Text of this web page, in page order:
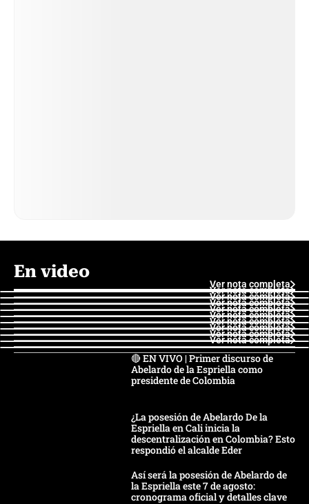
En video
Ver nota completa
Ver nota completa
Ver nota completa
Ver nota completa
Ver nota completa
Ver nota completa
Ver nota completa
Ver nota completa
Ver nota completa
Ver nota completa
🔴 EN VIVO | Primer discurso de
Abelardo de la Espriella como
presidente de Colombia
¿La posesión de Abelardo De la
Espriella en Cali inicia la
descentralización en Colombia? Esto
respondió el alcalde Eder
Así será la posesión de Abelardo de
la Espriella este 7 de agosto:
cronograma oficial y detalles clave